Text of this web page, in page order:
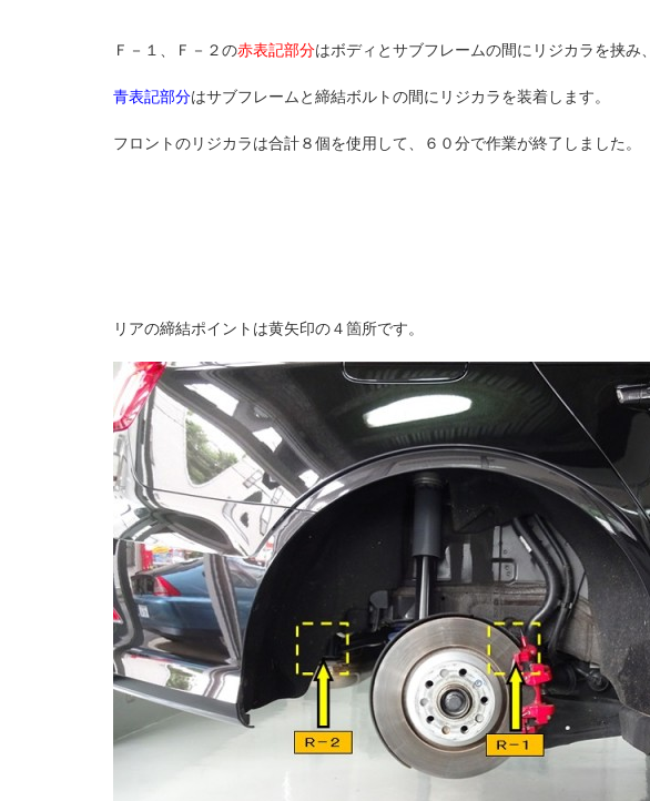
Ｆ－１、Ｆ－２の赤表記部分はボディとサブフレームの間にリジカラを挟み、
青表記部分はサブフレームと締結ボルトの間にリジカラを装着します。
フロントのリジカラは合計８個を使用して、６０分で作業が終了しました。
リアの締結ポイントは黄矢印の４箇所です。